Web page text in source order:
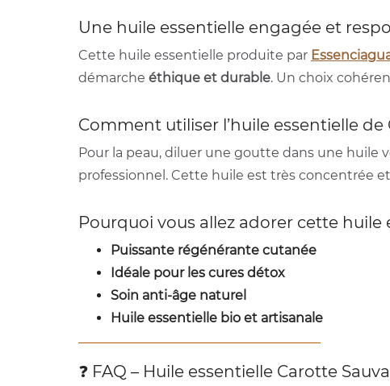
Une huile essentielle engagée et
Cette huile essentielle produite par
démarche éthique et durable. Un choix
Comment utiliser l’huile essentielle de
Pour la peau, diluer une goutte dans une huile
professionnel. Cette huile est très concentrée
Pourquoi vous allez adorer cette huile
Puissante régénérante cutanée
Idéale pour les cures détox
Soin anti-âge naturel
Huile essentielle bio et artisanale
❓ FAQ – Huile essentielle Carotte